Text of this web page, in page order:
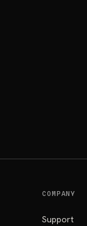
COMPANY
Support